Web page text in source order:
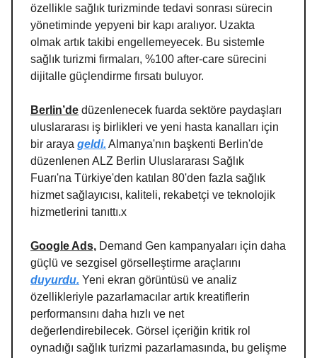
özellikle sağlık turizminde tedavi sonrası sürecin
yönetiminde yepyeni bir kapı aralıyor. Uzakta
olmak artık takibi engellemeyecek. Bu sistemle
sağlık turizmi firmaları, %100 after-care sürecini
dijitalle güçlendirme fırsatı buluyor.
Berlin’de düzenlenecek fuarda sektöre paydaşları
uluslararası iş birlikleri ve yeni hasta kanalları için
bir araya geldi. Almanya'nın başkenti Berlin'de
düzenlenen ALZ Berlin Uluslararası Sağlık
Fuarı'na Türkiye'den katılan 80'den fazla sağlık
hizmet sağlayıcısı, kaliteli, rekabetçi ve teknolojik
hizmetlerini tanıttı.x
Google Ads, Demand Gen kampanyaları için daha
güçlü ve sezgisel görselleştirme araçlarını
duyurdu. Yeni ekran görüntüsü ve analiz
özellikleriyle pazarlamacılar artık kreatiflerin
performansını daha hızlı ve net
değerlendirebilecek. Görsel içeriğin kritik rol
oynadığı sağlık turizmi pazarlamasında, bu gelişme